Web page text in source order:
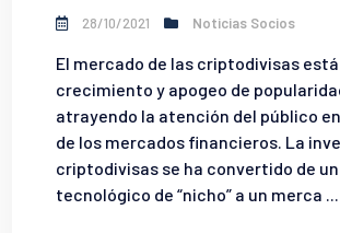
28/10/2021 Noticias Socios
El mercado de las criptodivisas
crecimiento y apogeo de
atrayendo la atención del público
de los mercados financieros. La
criptodivisas se ha convertido de
tecnológico de “nicho” a un merca ...